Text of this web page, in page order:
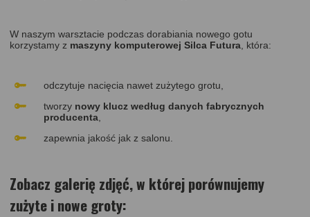
W naszym warsztacie podczas dorabiania nowego gotu
korzystamy z maszyny komputerowej Silca Futura , która:
odczytuje nacięcia nawet zużytego grotu,
tworzy nowy klucz według danych fabrycznych
producenta
zapewnia jakość jak z salonu.
Zobacz galerię zdjęć, w której porównujemy
zużyte i nowe groty: